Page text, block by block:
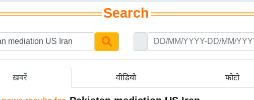
Search
ख़बरें वीडियो फोटो